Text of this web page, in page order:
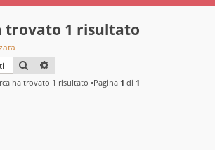
trovato 1 risultato
CERCA
ha trovato 1 risultato •Pagina 1 di 1